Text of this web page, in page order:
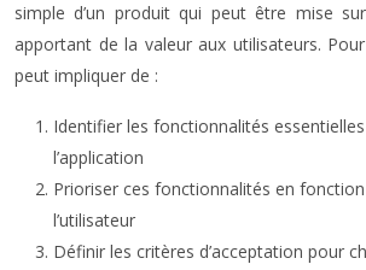
simple d’un produit qui peut être mise
apportant de la valeur aux utilisateurs.
peut impliquer de :
Identifier les fonctionnalités
l’application
Prioriser ces fonctionnalités en
l’utilisateur
Définir les critères d’acceptation pour